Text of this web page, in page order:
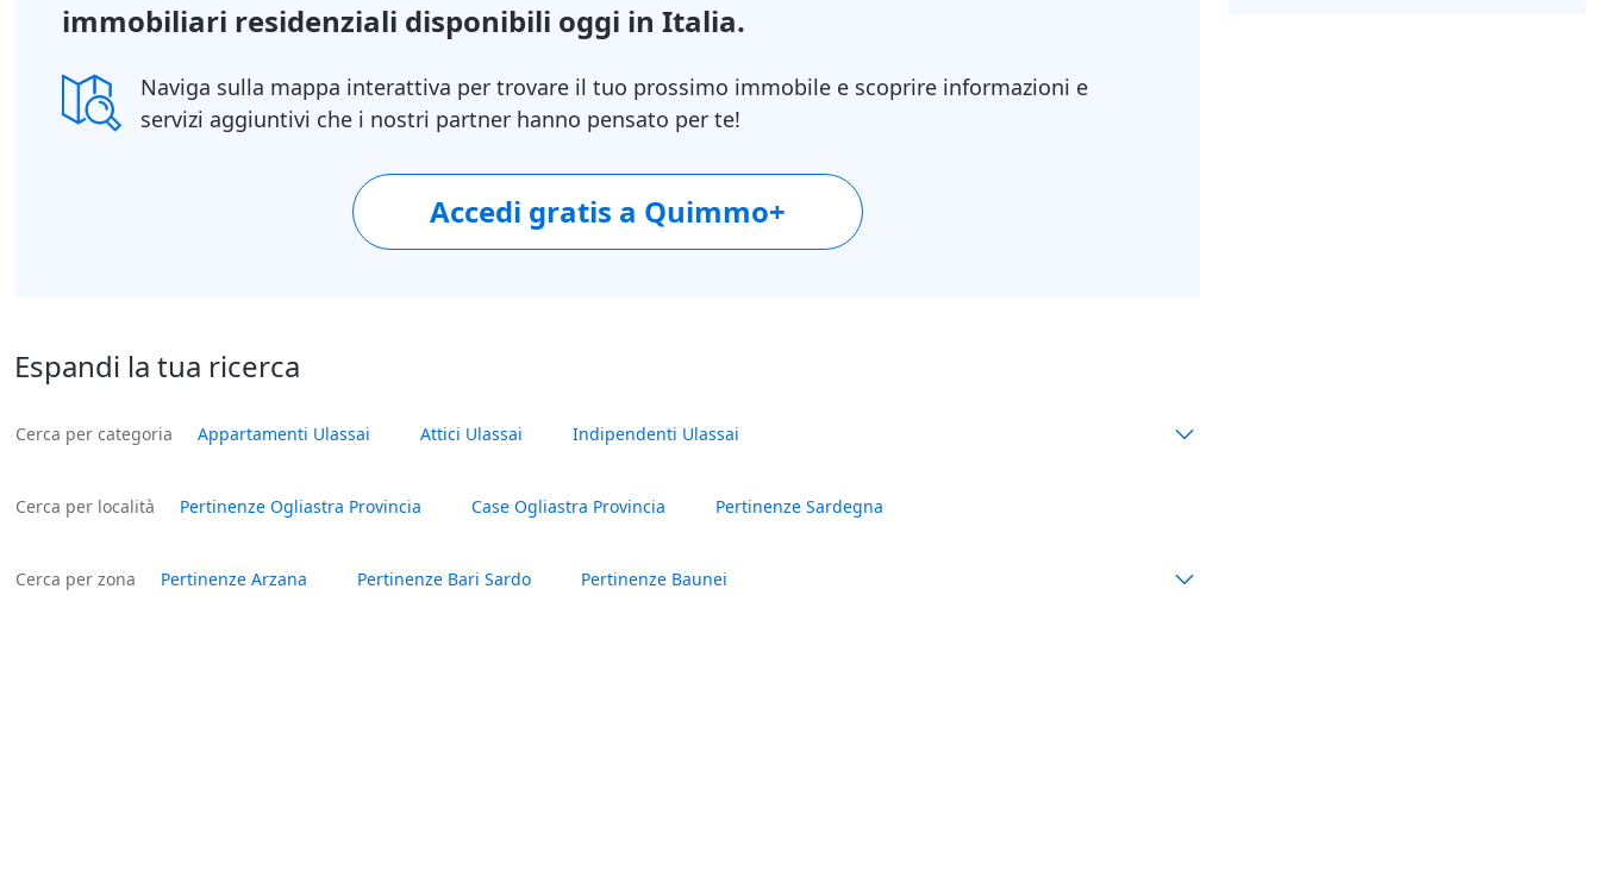
immobiliari residenziali disponibili oggi in Italia.
Naviga sulla mappa interattiva per trovare il tuo prossimo immobile e scoprire informazioni e
servizi aggiuntivi che i nostri partner hanno pensato per te!
Accedi gratis a Quimmo+
Espandi la tua ricerca
Cerca per categoria Appartamenti Ulassai Attici Ulassai Indipendenti Ulassai
Cerca per località Pertinenze Ogliastra Provincia Case Ogliastra Provincia Pertinenze Sardegna
Cerca per zona Pertinenze Arzana Pertinenze Bari Sardo Pertinenze Baunei